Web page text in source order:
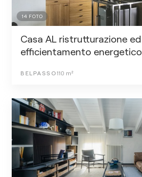
14 FOTO
Casa AL ristrutturazione ed
efficientamento energetico
BELPASSO110 m²